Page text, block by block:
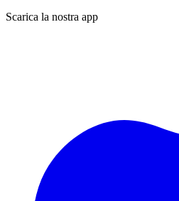
Scarica la nostra app